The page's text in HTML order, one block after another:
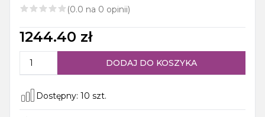
(0.0 na 0 opinii)
1244.40 zł
DODAJ DO KOSZYKA
Dostępny: 10 szt.